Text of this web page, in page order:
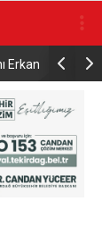
Elektrikli
yaralandı